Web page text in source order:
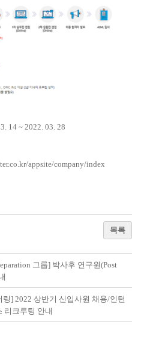
14 ~ 2022. 03. 28
appsite/company/index
목록
그룹] 박사후 연구원(Post
링] 2022 상반기 신입사원 채용/인턴
리크루팅 안내